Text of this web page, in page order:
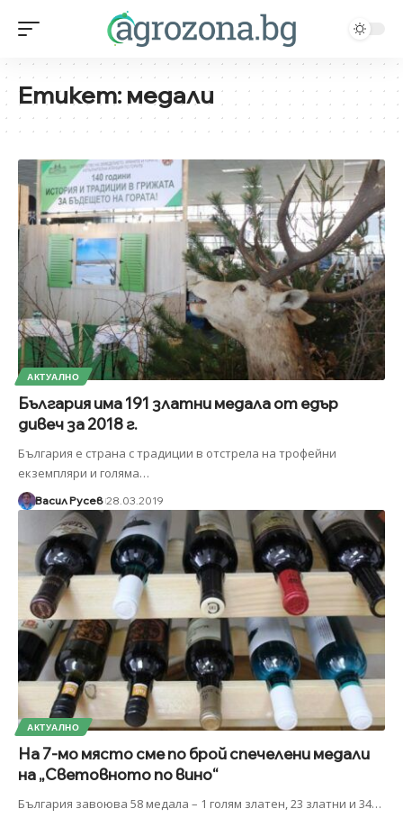
Етикет:медали
АКТУАЛНО
България има 191 златни медала от едър
дивеч за 2018 г.
България е страна с традиции в отстрела на трофейни
екземпляри и голяма…
Васил Русев 28.03.2019
АКТУАЛНО
На 7-мо място сме по брой спечелени медали
на „Световното по вино“
България завоюва 58 медала – 1 голям златен, 23 златни и 34…